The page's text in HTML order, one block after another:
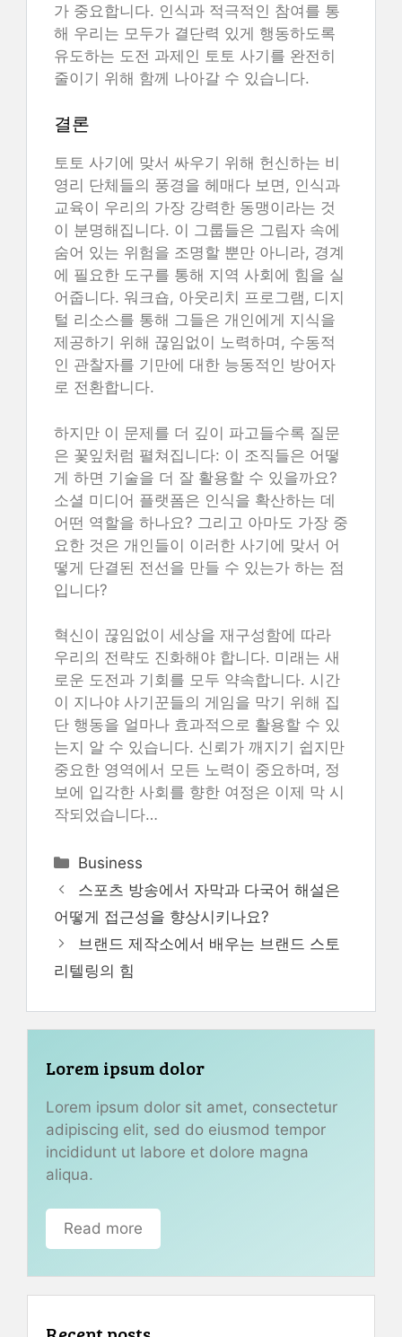
가 중요합니다. 인식과 적극적인 참여를 통
해 우리는 모두가 결단력 있게 행동하도록
유도하는 도전 과제인 토토 사기를 완전히
줄이기 위해 함께 나아갈 수 있습니다.
결론
토토 사기에 맞서 싸우기 위해 헌신하는 비
영리 단체들의 풍경을 헤매다 보면, 인식과
교육이 우리의 가장 강력한 동맹이라는 것
이 분명해집니다. 이 그룹들은 그림자 속에
숨어 있는 위험을 조명할 뿐만 아니라, 경계
에 필요한 도구를 통해 지역 사회에 힘을 실
어줍니다. 워크숍, 아웃리치 프로그램, 디지
털 리소스를 통해 그들은 개인에게 지식을
제공하기 위해 끊임없이 노력하며, 수동적
인 관찰자를 기만에 대한 능동적인 방어자
로 전환합니다.
하지만 이 문제를 더 깊이 파고들수록 질문
은 꽃잎처럼 펼쳐집니다: 이 조직들은 어떻
게 하면 기술을 더 잘 활용할 수 있을까요?
소셜 미디어 플랫폼은 인식을 확산하는 데
어떤 역할을 하나요? 그리고 아마도 가장 중
요한 것은 개인들이 이러한 사기에 맞서 어
떻게 단결된 전선을 만들 수 있는가 하는 점
입니다?
혁신이 끊임없이 세상을 재구성함에 따라
우리의 전략도 진화해야 합니다. 미래는 새
로운 도전과 기회를 모두 약속합니다. 시간
이 지나야 사기꾼들의 게임을 막기 위해 집
단 행동을 얼마나 효과적으로 활용할 수 있
는지 알 수 있습니다. 신뢰가 깨지기 쉽지만
중요한 영역에서 모든 노력이 중요하며, 정
보에 입각한 사회를 향한 여정은 이제 막 시
작되었습니다…
Categories
Business
스포츠 방송에서 자막과 다국어 해설은
어떻게 접근성을 향상시키나요?
브랜드 제작소에서 배우는 브랜드 스토
리텔링의 힘
Lorem ipsum dolor
Lorem ipsum dolor sit amet, consectetur
adipiscing elit, sed do eiusmod tempor
incididunt ut labore et dolore magna
aliqua.
Read more